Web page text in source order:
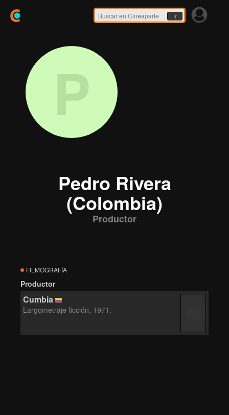
Ir
P
Pedro Rivera
(Colombia)
Productor
FILMOGRAFÍA
Productor
Cumbia
Largometraje ficción, 1971.